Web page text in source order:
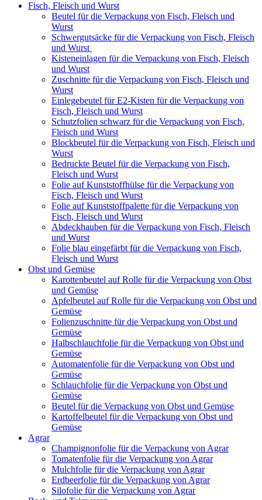
Fisch, Fleisch und Wurst
Beutel für die Verpackung von Fisch, Fleisch und
Wurst
Schwergutsäcke für die Verpackung von Fisch, Fleisch
und Wurst
Kisteneinlagen für die Verpackung von Fisch, Fleisch
und Wurst
Zuschnitte für die Verpackung von Fisch, Fleisch und
Wurst
Einlegebeutel für E2-Kisten für die Verpackung von
Fisch, Fleisch und Wurst
Schutzfolien schwarz für die Verpackung von Fisch,
Fleisch und Wurst
Blockbeutel für die Verpackung von Fisch, Fleisch und
Wurst
Bedruckte Beutel für die Verpackung von Fisch,
Fleisch und Wurst
Folie auf Kunststoffhülse für die Verpackung von
Fisch, Fleisch und Wurst
Folie auf Kunststoffpalette für die Verpackung von
Fisch, Fleisch und Wurst
Abdeckhauben für die Verpackung von Fisch, Fleisch
und Wurst
Folie blau eingefärbt für die Verpackung von Fisch,
Fleisch und Wurst
Obst und Gemüse
Karottenbeutel auf Rolle für die Verpackung von Obst
und Gemüse
Apfelbeutel auf Rolle für die Verpackung von Obst und
Gemüse
Folienzuschnitte für die Verpackung von Obst und
Gemüse
Halbschlauchfolie für die Verpackung von Obst und
Gemüse
Automatenfolie für die Verpackung von Obst und
Gemüse
Schlauchfolie für die Verpackung von Obst und
Gemüse
Beutel für die Verpackung von Obst und Gemüse
Kartoffelbeutel für die Verpackung von Obst und
Gemüse
Agrar
Champignonfolie für die Verpackung von Agrar
Tomatenfolie für die Verpackung von Agrar
Mulchfolie für die Verpackung von Agrar
Erdbeerfolie für die Verpackung von Agrar
Silofolie für die Verpackung von Agrar